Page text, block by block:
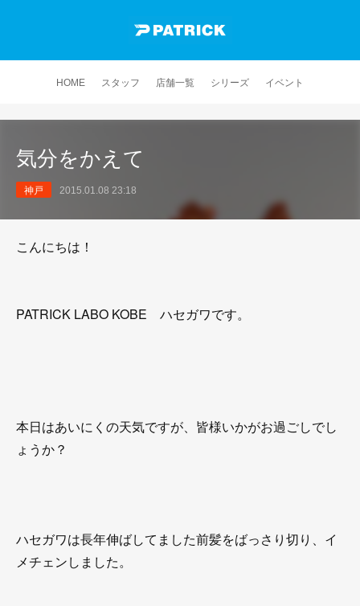
HOME スタッフ 店舗一覧 シリーズ イベント
気分をかえて
神戸 2015.01.08 23:18
こんにちは！
PATRICK LABO KOBE ハセガワです。
本日はあいにくの天気ですが、皆様いかがお過ごしでし
ょうか？
ハセガワは長年伸ばしてました前髪をばっさり切り、イ
メチェンしました。